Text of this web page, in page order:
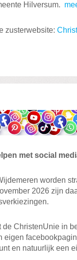
Hilversum.
zusterwebsite:
met social
worden
2026 zijn
de ChristenUnie in
eigen
en natuurlijk een